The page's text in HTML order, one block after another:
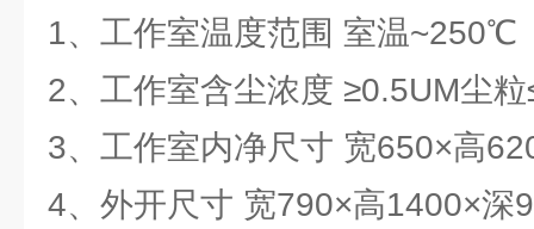
1、工作室温度范围 室温~250℃
2、工作室含尘浓度 ≥0.5UM尘
3、工作室内净尺寸 宽650×高
4、外开尺寸 宽790×高1400×深